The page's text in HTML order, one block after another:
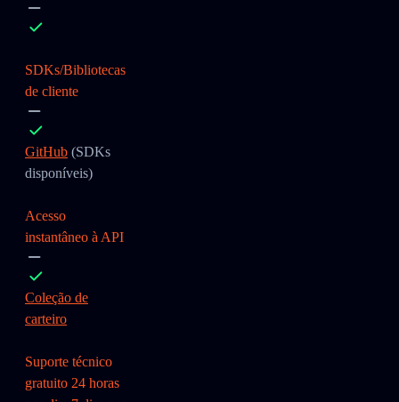
SDKs/Bibliotecas
de cliente
GitHub (SDKs
disponíveis)
Acesso
instantâneo à API
Coleção de
carteiro
Suporte técnico
gratuito 24 horas